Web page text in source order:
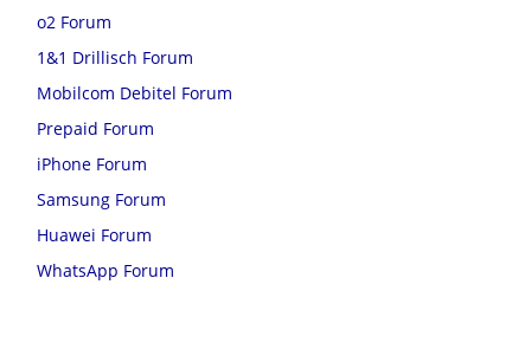
o2 Forum
1&1 Drillisch Forum
Mobilcom Debitel Forum
Prepaid Forum
iPhone Forum
Samsung Forum
Huawei Forum
WhatsApp Forum